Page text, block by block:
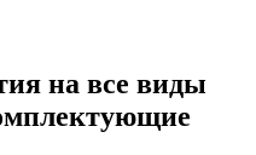
на все виды